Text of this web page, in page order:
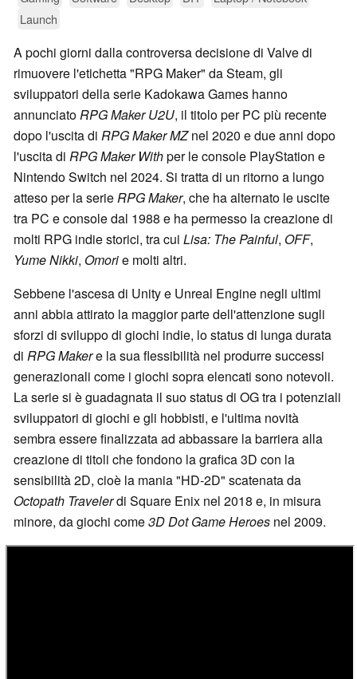
Launch
A pochi giorni dalla controversa decisione di Valve di
rimuovere l'etichetta "RPG Maker" da Steam, gli
sviluppatori della serie Kadokawa Games hanno
annunciatoRPG Maker U2U, il titolo per PC più recente
dopo l'uscita di RPG Maker MZnel 2020 e due anni dopo
l'uscita di RPG Maker Withper le console PlayStation e
Nintendo Switch nel 2024. Si tratta di un ritorno a lungo
atteso per la serieRPG Maker, che ha alternato le uscite
tra PC e console dal 1988 e ha permesso la creazione di
molti RPG indie storici, tra cui Lisa: The Painful, OFF,
Yume Nikki, Omorie molti altri.
Sebbene l'ascesa di Unity e Unreal Engine negli ultimi
anni abbia attirato la maggior parte dell'attenzione sugli
sforzi di sviluppo di giochi indie, lo status di lunga durata
di RPG Makere la sua flessibilità nel produrre successi
generazionali come i giochi sopra elencati sono notevoli.
La serie si è guadagnata il suo status di OG tra i potenziali
sviluppatori di giochi e gli hobbisti, e l'ultima novità
sembra essere finalizzata ad abbassare la barriera alla
creazione di titoli che fondono la grafica 3D con la
sensibilità 2D, cioè la mania "HD-2D" scatenata da
Octopath Travelerdi Square Enix nel 2018 e, in misura
minore, da giochi come3D Dot Game Heroes nel 2009.